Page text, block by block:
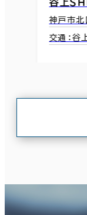
谷上Ｓ
神戸市
交通：